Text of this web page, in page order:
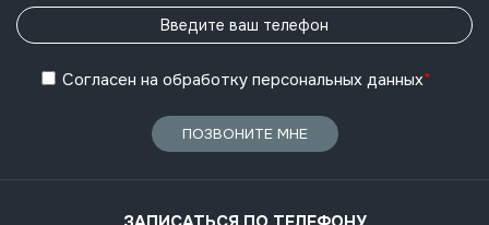
Согласен на обработку персональных данных*
ПОЗВОНИТЕ МНЕ